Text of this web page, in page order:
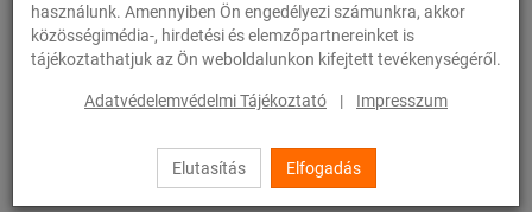
használunk. Amennyiben Ön engedélyezi számunkra, akkor
közösségimédia-, hirdetési és elemzőpartnereinket is
tájékoztathatjuk az Ön weboldalunkon kifejtett tevékenységéről.
Adatvédelemvédelmi Tájékoztató | Impresszum
Elutasítás Elfogadás
Webáruhàz Rögzítéstechnika
Légtechnika
Szerelősínek szellőzőcsövek rögzítéséhez
MPC-rendszersínek (kis és közepes terheléshez)